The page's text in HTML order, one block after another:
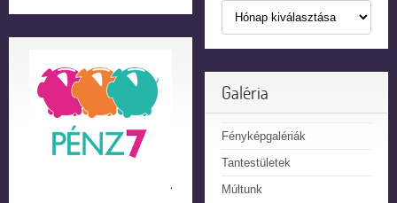
Galéria
Fényképgalériák
Tantestületek
Múltunk